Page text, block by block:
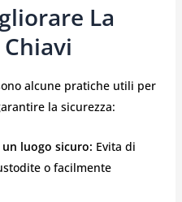
La
alcune pratiche utili per
la sicurezza:
luogo sicuro: Evita di
o facilmente